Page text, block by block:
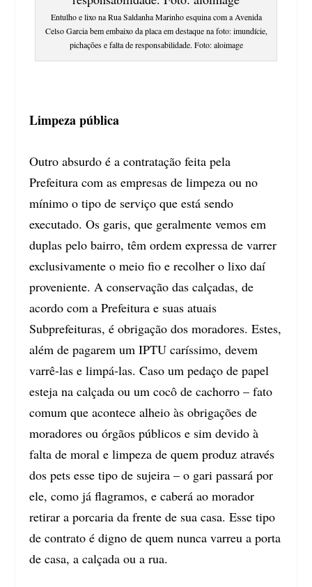
Entulho e lixo na Rua Saldanha Marinho esquina com a Avenida
Celso Garcia bem embaixo da placa em destaque na foto: imundície,
pichações e falta de responsabilidade. Foto: aloimage
Limpeza pública
Outro absurdo é a contratação feita pela
Prefeitura com as empresas de limpeza ou no
mínimo o tipo de serviço que está sendo
executado. Os garis, que geralmente vemos em
duplas pelo bairro, têm ordem expressa de varrer
exclusivamente o meio fio e recolher o lixo daí
proveniente. A conservação das calçadas, de
acordo com a Prefeitura e suas atuais
Subprefeituras, é obrigação dos moradores. Estes,
além de pagarem um IPTU caríssimo, devem
varrê-las e limpá-las. Caso um pedaço de papel
esteja na calçada ou um cocô de cachorro – fato
comum que acontece alheio às obrigações de
moradores ou órgãos públicos e sim devido à
falta de moral e limpeza de quem produz através
dos pets esse tipo de sujeira – o gari passará por
ele, como já flagramos, e caberá ao morador
retirar a porcaria da frente de sua casa. Esse tipo
de contrato é digno de quem nunca varreu a porta
de casa, a calçada ou a rua.